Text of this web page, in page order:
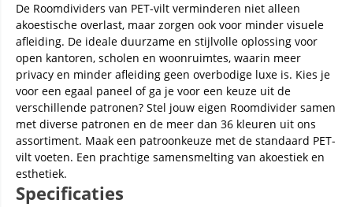
De Roomdividers van PET-vilt verminderen niet alleen
akoestische overlast, maar zorgen ook voor minder visuele
afleiding. De ideale duurzame en stijlvolle oplossing voor
open kantoren, scholen en woonruimtes, waarin meer
privacy en minder afleiding geen overbodige luxe is. Kies je
voor een egaal paneel of ga je voor een keuze uit de
verschillende patronen? Stel jouw eigen Roomdivider samen
met diverse patronen en de meer dan 36 kleuren uit ons
assortiment. Maak een patroonkeuze met de standaard PET-
vilt voeten. Een prachtige samensmelting van akoestiek en
esthetiek.
Specificaties